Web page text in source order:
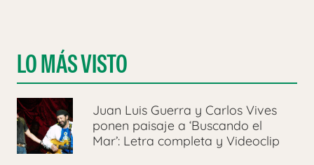
LO MÁS VISTO
Juan Luis Guerra y Carlos Vives
ponen paisaje a ‘Buscando el
Mar’: Letra completa y Videoclip